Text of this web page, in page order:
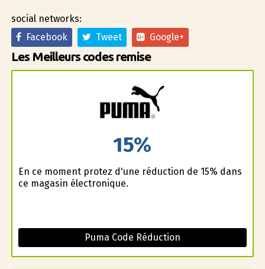
social networks:
Facebook
Tweet Google+
Les Meilleurs codes remise
15%
En ce moment profitez d'une réduction de 15% dans
ce magasin électronique.
Puma Code Réduction